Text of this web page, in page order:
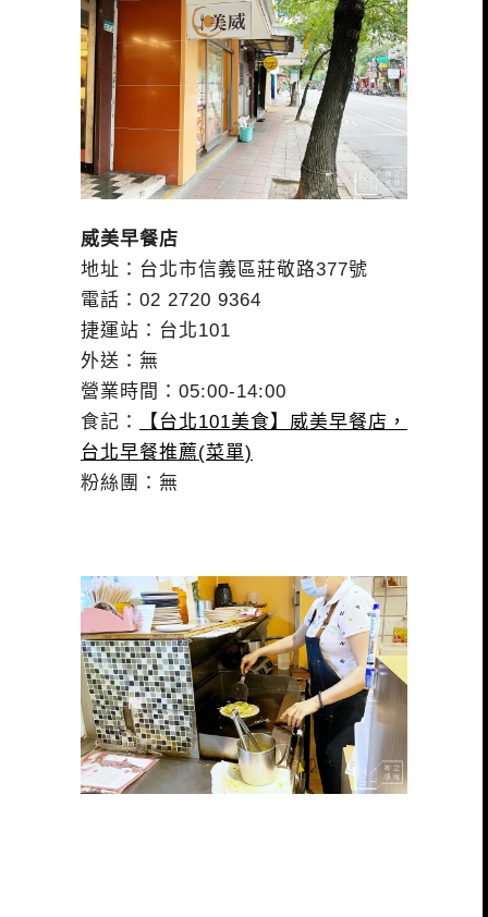
威美早餐店
地址：台北市信義區莊敬路377號
電話：02 2720 9364
捷運站：台北101
外送：無
營業時間：05:00-14:00
食記：
【台北101美食】威美早餐店，
台北早餐推薦(菜單)
粉絲團：無